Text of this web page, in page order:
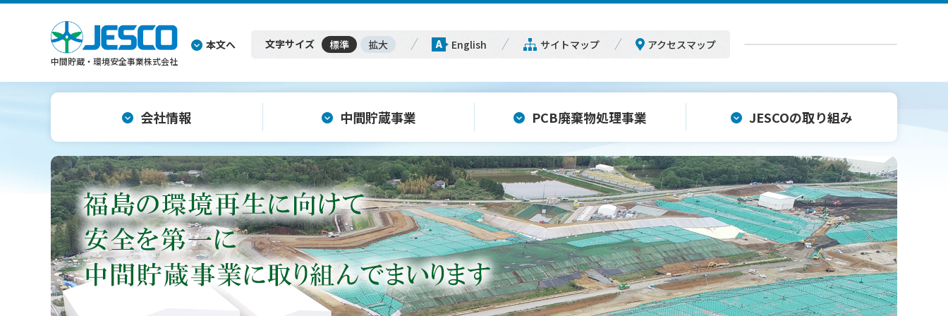
中間貯蔵・環境安全事業株式会社
本文へ 文字サイズ 標準 拡大 English サイトマップ アクセスマップ
会社情報 中間貯蔵事業 PCB廃棄物処理事業 JESCOの取り組み